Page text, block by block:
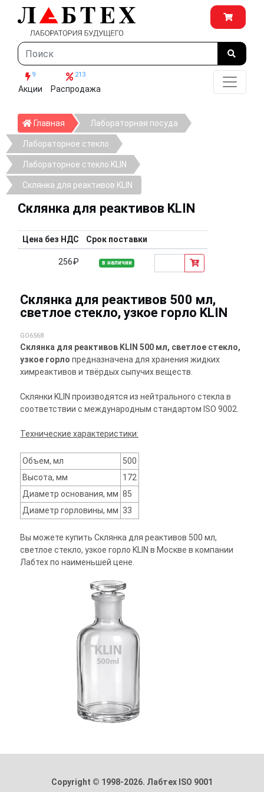
9
Акции
213
Распродажа
Главная ГлавнаяЛабораторная посуда
Лабораторное стекло
Лабораторное стекло KLIN
Склянка для реактивов KLIN
Склянка для реактивов KLIN
Цена без НДС Срок поставки
256₽ в наличии
Склянка для реактивов 500 мл,
светлое стекло, узкое горло KLIN
GO6568
Склянка для реактивов KLIN 500 мл, светлое стекло,
узкое горло предназначена для хранения жидких
химреактивов и твёрдых сыпучих веществ.
Склянки KLIN производятся из нейтрального стекла в
соответствии с международным стандартом ISO 9002.
Технические характеристики:
Объем, мл
500
Высота, мм
172
Диаметр основания, мм 85
Диаметр горловины, мм 33
Вы можете купить Склянка для реактивов 500 мл,
светлое стекло, узкое горло KLIN в Москве в компании
Лабтех по наименьшей цене.
Copyright © 1998-2026. Лабтех ISO 9001